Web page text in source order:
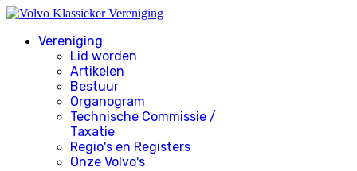
Vereniging
Lid worden
Artikelen
Bestuur
Organogram
Technische Commissie /
Taxatie
Regio's en Registers
Onze Volvo's